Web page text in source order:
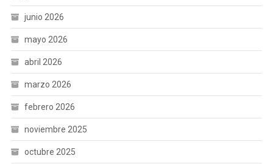
junio 2026
mayo 2026
abril 2026
marzo 2026
febrero 2026
noviembre 2025
octubre 2025